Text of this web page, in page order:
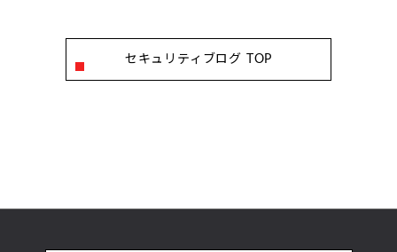
セキュリティブログ TOP